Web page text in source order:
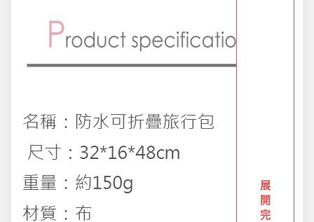
團購區-買越多省越多
布置專區
展
開
完